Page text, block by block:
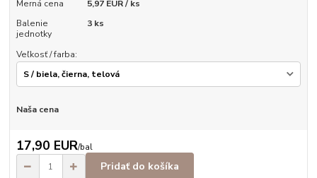
Merná cena
5,97 EUR / ks
Balenie
jednotky
3 ks
Veľkosť / farba:
Naša cena
17,90 EUR/bal
Pridať do košíka